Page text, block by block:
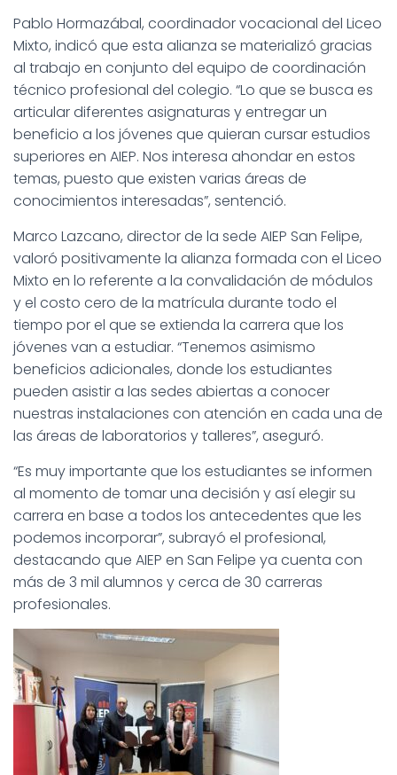
Pablo Hormazábal, coordinador vocacional del Liceo
Mixto, indicó que esta alianza se materializó gracias
al trabajo en conjunto del equipo de coordinación
técnico profesional del colegio. “Lo que se busca es
articular diferentes asignaturas y entregar un
beneficio a los jóvenes que quieran cursar estudios
superiores en AIEP. Nos interesa ahondar en estos
temas, puesto que existen varias áreas de
conocimientos interesadas”, sentenció.
Marco Lazcano, director de la sede AIEP San Felipe,
valoró positivamente la alianza formada con el Liceo
Mixto en lo referente a la convalidación de módulos
y el costo cero de la matrícula durante todo el
tiempo por el que se extienda la carrera que los
jóvenes van a estudiar. “Tenemos asimismo
beneficios adicionales, donde los estudiantes
pueden asistir a las sedes abiertas a conocer
nuestras instalaciones con atención en cada una de
las áreas de laboratorios y talleres”, aseguró.
“Es muy importante que los estudiantes se informen
al momento de tomar una decisión y así elegir su
carrera en base a todos los antecedentes que les
podemos incorporar”, subrayó el profesional,
destacando que AIEP en San Felipe ya cuenta con
más de 3 mil alumnos y cerca de 30 carreras
profesionales.